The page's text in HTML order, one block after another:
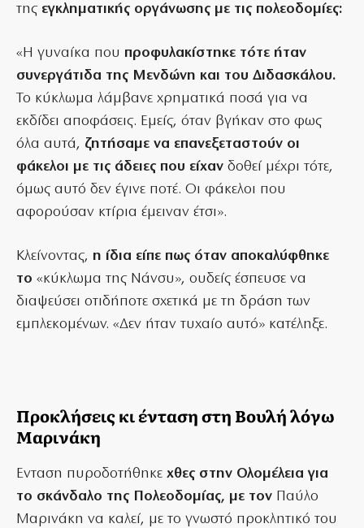
της εγκληματικής οργάνωσης με τις πολεοδομίες:
«Η γυναίκα που προφυλακίστηκε τότε ήταν
συνεργάτιδα της Μενδώνη και του Διδασκάλου.
Το κύκλωμα λάμβανε χρηματικά ποσά για να
εκδίδει αποφάσεις. Εμείς, όταν βγήκαν στο φως
όλα αυτά, ζητήσαμε να επανεξεταστούν οι
φάκελοι με τις άδειες που είχαν δοθεί μέχρι τότε,
όμως αυτό δεν έγινε ποτέ. Οι φάκελοι που
αφορούσαν κτίρια έμειναν έτσι».
Κλείνοντας, η ίδια είπε πως όταν αποκαλύφθηκε
το «κύκλωμα της Νάνσυ», ουδείς έσπευσε να
διαψεύσει οτιδήποτε σχετικά με τη δράση των
εμπλεκομένων. «Δεν ήταν τυχαίο αυτό» κατέληξε.
Προκλήσεις κι ένταση στη Βουλή λόγω
Μαρινάκη
Ενταση πυροδοτήθηκε χθες στην Ολομέλεια για
το σκάνδαλο της Πολεοδομίας, με τον Παύλο
Μαρινάκη να καλεί, με το γνωστό προκλητικό του